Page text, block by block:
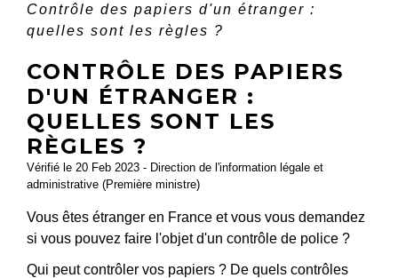
Contrôle des papiers d'un étranger :
quelles sont les règles ?
CONTRÔLE DES PAPIERS
D'UN ÉTRANGER :
QUELLES SONT LES
RÈGLES ?
Vérifié le 20 Feb 2023 - Direction de l'information légale et
administrative (Première ministre)
Vous êtes étranger en France et vous vous demandez
si vous pouvez faire l'objet d'un contrôle de police ?
Qui peut contrôler vos papiers ? De quels contrôles